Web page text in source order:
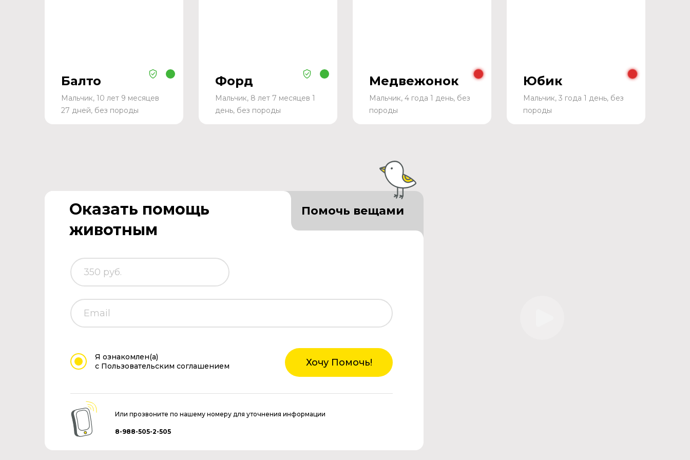
Балто
Мальчик, 10 лет 9 месяцев
27 дней, без породы
Форд
Мальчик, 8 лет 7 месяцев 1
день, без породы
Медвежонок
Мальчик, 4 года 1 день, без
породы
Юбик
Мальчик, 3 года 1 день, без
породы
Оказать помощь
животным
Помочь вещами
Я ознакомлен(а)
с Пользовательским соглашением
Хочу Помочь!
Или прозвоните по нашему номеру для уточнения информации
8-988-505-2-505